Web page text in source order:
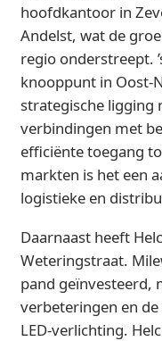
hoofdkantoor in
Andelst, wat de
regio onderstreept.
knooppunt in Oost-
strategische ligging
verbindingen met
efficiënte toegang
markten is het een
logistieke en
Daarnaast heeft
Weteringstraat.
pand geïnvesteerd,
verbeteringen en
LED-verlichting.